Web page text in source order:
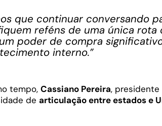
que continuar conversando
reféns de uma única rota
poder de compra
interno.”
tempo, Cassiano Pereira, presidente
de articulação entre estados e